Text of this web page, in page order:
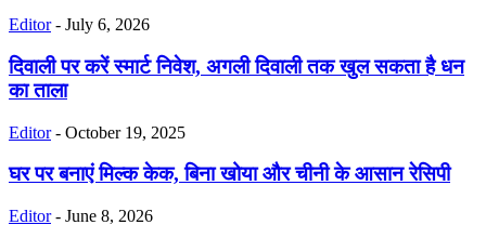
Editor - July 6, 2026
दिवाली पर करें स्मार्ट निवेश, अगली दिवाली तक खुल सकता है धन
का ताला
Editor - October 19, 2025
घर पर बनाएं मिल्क केक, बिना खोया और चीनी के आसान रेसिपी
Editor - June 8, 2026